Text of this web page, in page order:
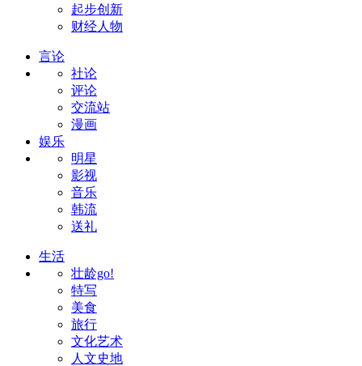
起步创新
财经人物
言论
社论
评论
交流站
漫画
娱乐
明星
影视
音乐
韩流
送礼
生活
壮龄go!
特写
美食
旅行
文化艺术
人文史地